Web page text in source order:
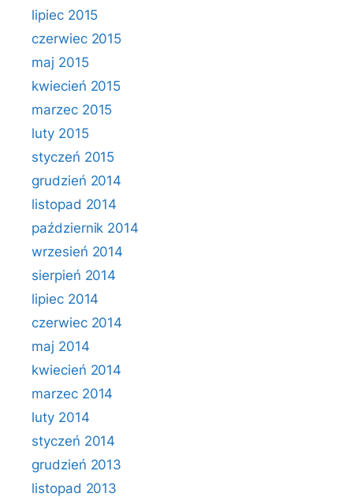
lipiec 2015
czerwiec 2015
maj 2015
kwiecień 2015
marzec 2015
luty 2015
styczeń 2015
grudzień 2014
listopad 2014
październik 2014
wrzesień 2014
sierpień 2014
lipiec 2014
czerwiec 2014
maj 2014
kwiecień 2014
marzec 2014
luty 2014
styczeń 2014
grudzień 2013
listopad 2013